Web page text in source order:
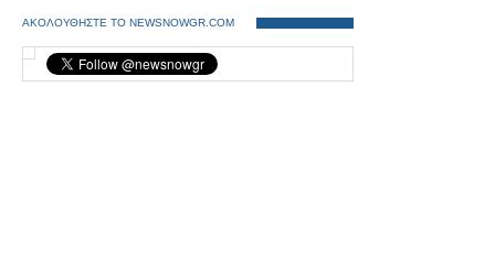
ΑΚΟΛΟΥΘΗΣΤΕ ΤΟ NEWSNOWGR.COM